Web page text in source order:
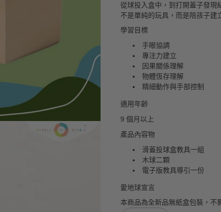
從球投入盒中，到打開蓋子發現
不是單純的玩具，而是陪孩子建
學習目標
手眼協調
專注力建立
因果關係理解
物體恆存理解
精細動作與手部控制
適用年齡
9 個月以上
產品內容物
滑蓋投球盒教具一組
木球二顆
電子版教具導引一份
愛地球宣言
本商品為全新品無紙盒包裝，不